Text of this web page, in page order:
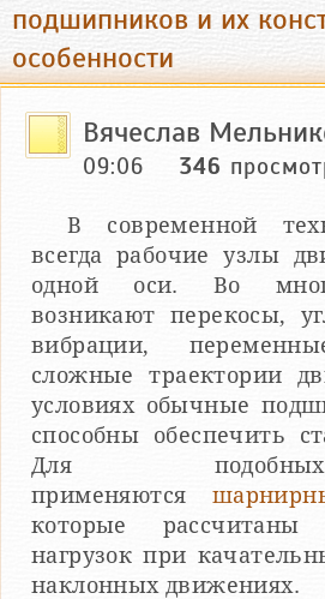
подшипников и их
особенности
Вячеслав
09:06
346
В современной
всегда рабочие узлы
одной оси. Во
возникают перекосы,
вибрации,
сложные траектории
условиях обычные
способны обеспечить
Для
применяются
которые
нагрузок при
наклонных движениях.